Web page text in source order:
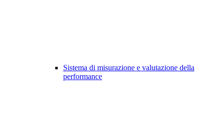
Sistema di misurazione e valutazione della
performance